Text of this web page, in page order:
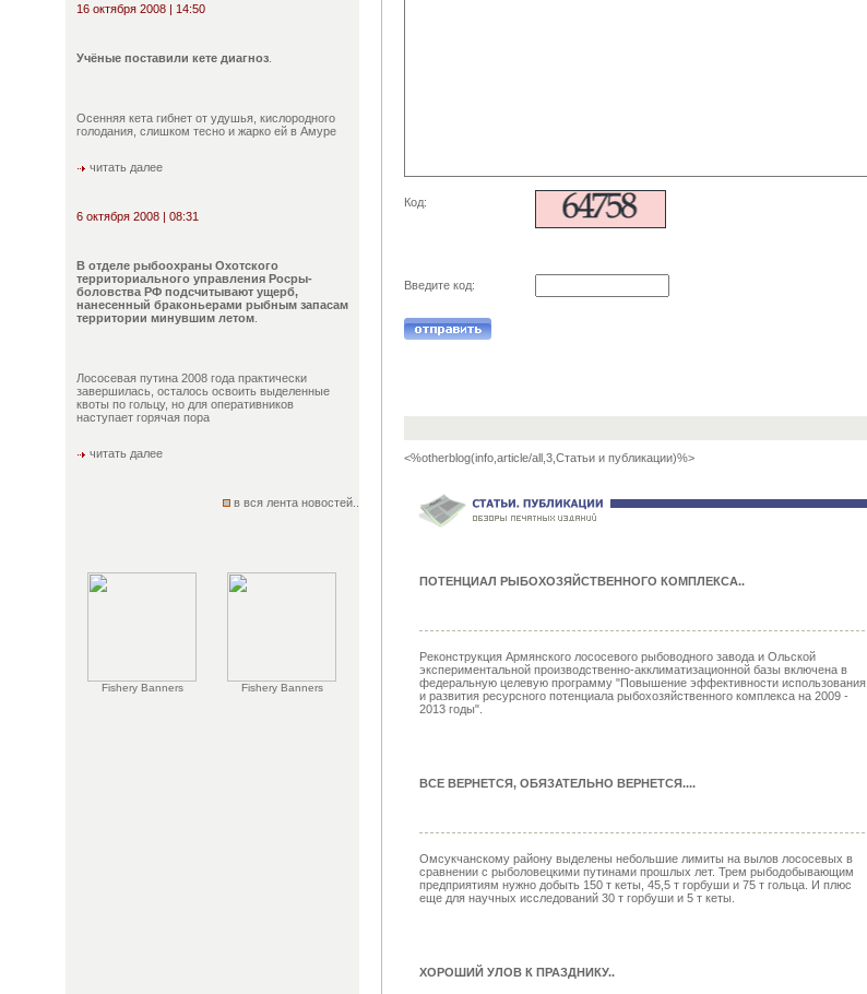
16 октября 2008 | 14:50
Учёные поставили кете диагноз
Осенняя кета гибнет от удушья, кислородного
голодания, слишком тесно и жарко ей в Амуре
читать далее
6 октября 2008 | 08:31
В отделе рыбоохраны Охотского
территориального управления Росры-
боловства РФ подсчитывают ущерб,
нанесенный браконьерами рыбным запасам
территории минувшим летом
Лососевая путина 2008 года практически
завершилась, осталось освоить выделенные
квоты по гольцу, но для оперативников
наступает горячая пора
читать далее
в вся лента новостей..
Fishery Banners Fishery Banners
Код:
Введите код:
<%otherblog(info,article/all,3,Статьи и публикации)%>
ПОТЕНЦИАЛ РЫБОХОЗЯЙСТВЕННОГО КОМПЛЕКСА..
Реконструкция Армянского лососевого рыбоводного завода и Ольской
экспериментальной производственно-акклиматизационной базы включена в
федеральную целевую программу "Повышение эффективности использования
и развития ресурсного потенциала рыбохозяйственного комплекса на 2009 -
2013 годы".
ВСЕ ВЕРНЕТСЯ, ОБЯЗАТЕЛЬНО ВЕРНЕТСЯ....
Омсукчанскому району выделены небольшие лимиты на вылов лососевых в
сравнении с рыболовецкими путинами прошлых лет. Трем рыбодобывающим
предприятиям нужно добыть 150 т кеты, 45,5 т горбуши и 75 т гольца. И плюс
еще для научных исследований 30 т горбуши и 5 т кеты.
ХОРОШИЙ УЛОВ К ПРАЗДНИКУ..